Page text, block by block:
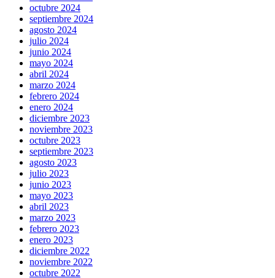
octubre 2024
septiembre 2024
agosto 2024
julio 2024
junio 2024
mayo 2024
abril 2024
marzo 2024
febrero 2024
enero 2024
diciembre 2023
noviembre 2023
octubre 2023
septiembre 2023
agosto 2023
julio 2023
junio 2023
mayo 2023
abril 2023
marzo 2023
febrero 2023
enero 2023
diciembre 2022
noviembre 2022
octubre 2022